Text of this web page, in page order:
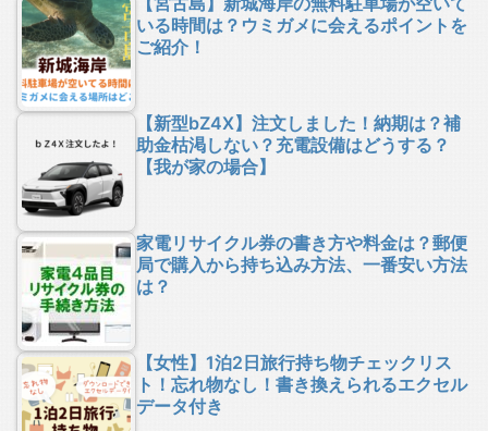
いる時間は？ウミガメに会えるポイントを
ご紹介！
【新型bZ4X】注文しました！納期は？補
助金枯渇しない？充電設備はどうする？
【我が家の場合】
家電リサイクル券の書き方や料金は？郵便
局で購入から持ち込み方法、一番安い方法
は？
【女性】1泊2日旅行持ち物チェックリス
ト！忘れ物なし！書き換えられるエクセル
データ付き